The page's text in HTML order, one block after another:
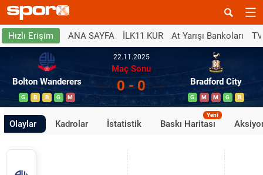
Hızlı Erişim ANA SAYFA İLK11 KUR At Yarışı Bankoları
Bolton Wanderers
G B B G M
22.11.2025
Maç Sonu
0 - 0 Bradford City
G M M G B
Olaylar Kadrolar İstatistik Baskı Haritası
Yeni